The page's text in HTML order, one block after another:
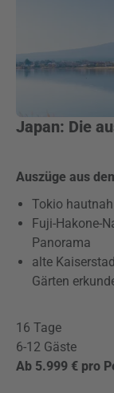
Japan: Die
Auszüge aus
Tokio
Fuji-Hakone-
Panorama
alte
Gärten
16 Tage
6-12 Gäste
Ab 5.999 € pro